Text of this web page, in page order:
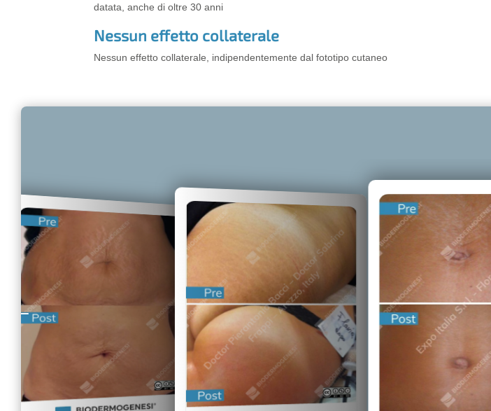
datata, anche di oltre 30 anni
Nessun effetto collaterale
Nessun effetto collaterale, indipendentemente dal fototipo cutaneo